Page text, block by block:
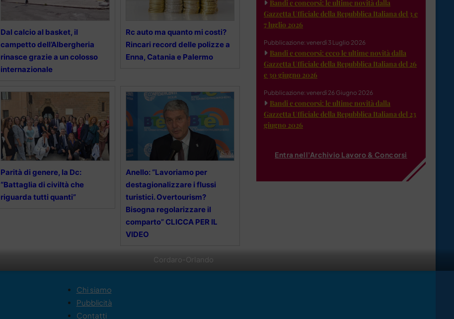
Cordaro-Orlando
Dal calcio al basket, il
campetto dell’Albergheria
rinasce grazie a un colosso
internazionale
Rc auto ma quanto mi costi?
Rincari record delle polizze a
Enna, Catania e Palermo
Parità di genere, la Dc:
“Battaglia di civiltà che
riguarda tutti quanti”
Anello: “Lavoriamo per
destagionalizzare i flussi
turistici. Overtourism?
Bisogna regolarizzare il
comparto” CLICCA PER IL
VIDEO
Bandi e concorsi: le ultime novità dalla
Gazzetta Ufficiale della Repubblica Italiana del 3 e
7 luglio 2026
Pubblicazione: venerdì 3 Luglio 2026
Bandi e concorsi: ecco le ultime novità dalla
Gazzetta Ufficiale della Repubblica Italiana del 26
e 30 giugno 2026
Pubblicazione: venerdì 26 Giugno 2026
Bandi e concorsi: le ultime novità dalla
Gazzetta Ufficiale della Repubblica Italiana del 23
giugno 2026
Entra nell'Archivio Lavoro & Concorsi
Chi siamo
Pubblicità
Contatti